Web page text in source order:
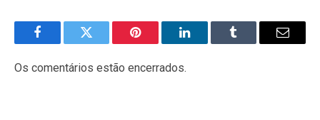
FacebookTwitter Pinterest LinkedInTumblr
E-
Os comentários estão encerrados.